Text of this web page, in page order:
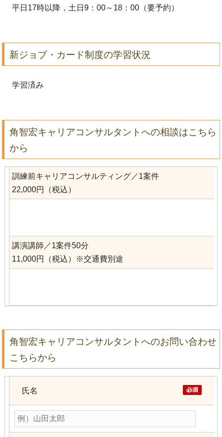
平日17時以降，土日9：00～18：00（要予約）
新ジョブ・カード制度の学習状況
学習済み
角智宏キャリアコンサルタントへの相談はこちら
から
訓練前キャリアコンサルティング／1案件
22,000円（税込）
講演講師／1案件50分
11,000円（税込）※交通費別途
角智宏キャリアコンサルタントへのお問い合わせ
こちらから
氏名